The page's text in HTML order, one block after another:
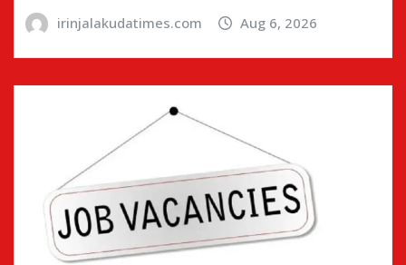
irinjalakudatimes.com Aug 6, 2026